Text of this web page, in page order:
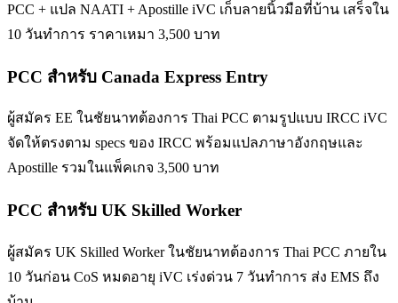
PCC + แปล NAATI + Apostille iVC เก็บลายนิ้วมือที่บ้าน เสร็จใน
10 วันทำการ ราคาเหมา 3,500 บาท
PCC สำหรับ Canada Express Entry
ผู้สมัคร EE ในชัยนาทต้องการ Thai PCC ตามรูปแบบ IRCC iVC
จัดให้ตรงตาม specs ของ IRCC พร้อมแปลภาษาอังกฤษและ
Apostille รวมในแพ็คเกจ 3,500 บาท
PCC สำหรับ UK Skilled Worker
ผู้สมัคร UK Skilled Worker ในชัยนาทต้องการ Thai PCC ภายใน
10 วันก่อน CoS หมดอายุ iVC เร่งด่วน 7 วันทำการ ส่ง EMS ถึง